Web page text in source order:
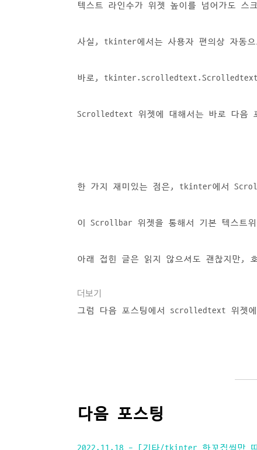
텍스트 라인수가 위젯 높이를 넘어가도 스
사실, tkinter에서는 사용자 편의상 자동으
바로, tkinter.scrolledtext.Scrolledtext
Scrolledtext 위젯에 대해서는 바로 다음
한 가지 재미있는 점은, tkinter에서
이 Scrollbar 위젯을 통해서 기본 텍스트
아래 접힌 글은 읽지 않으셔도 괜찮지만,
더보기
그럼 다음 포스팅에서 scrolledtext 위젯
다음 포스팅
2022.11.18 - [기타/tkinter 한꼬집씩만